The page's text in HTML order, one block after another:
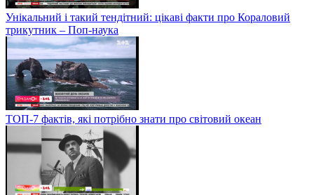
Унікальний і такий тендітний: цікаві факти про Кораловий
трикутник – Поп-наука
ТОП-7 фактів, які потрібно знати про світовий океан